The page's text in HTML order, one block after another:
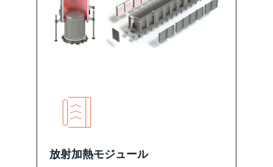
放射加熱モジュール